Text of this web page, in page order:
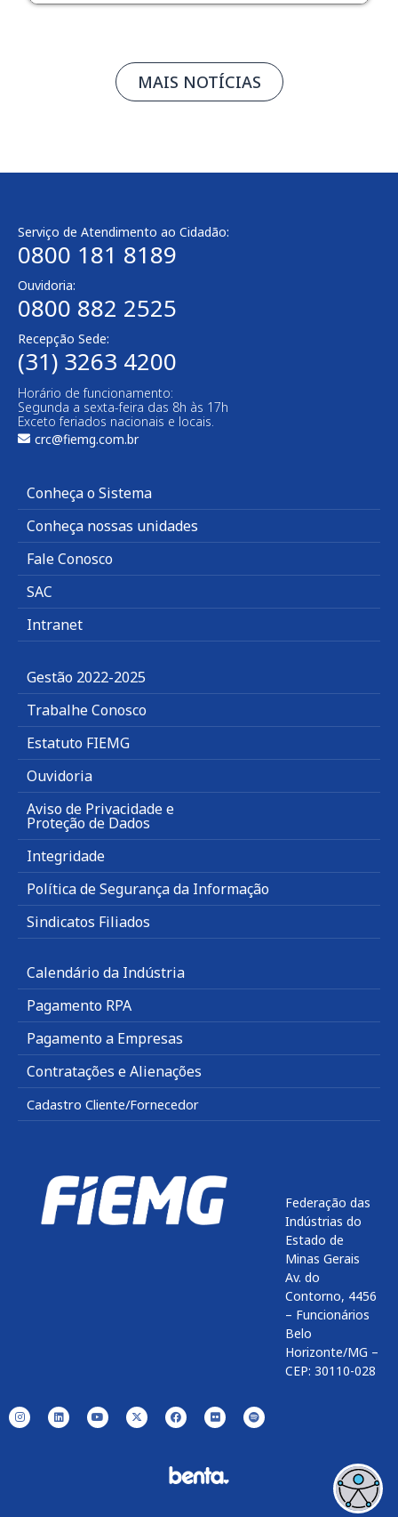
MAIS NOTÍCIAS
Serviço de Atendimento ao Cidadão:
0800 181 8189
Ouvidoria:
0800 882 2525
Recepção Sede:
(31) 3263 4200
Horário de funcionamento:
Segunda a sexta-feira das 8h às 17h
Exceto feriados nacionais e locais.
crc@fiemg.com.br
Conheça o Sistema
Conheça nossas unidades
Fale Conosco
SAC
Intranet
Gestão 2022-2025
Trabalhe Conosco
Estatuto FIEMG
Ouvidoria
Aviso de Privacidade e
Proteção de Dados
Integridade
Política de Segurança da Informação
Sindicatos Filiados
Calendário da Indústria
Pagamento RPA
Pagamento a Empresas
Contratações e Alienações
Cadastro Cliente/Fornecedor
Federação das
Indústrias do
Estado de
Minas Gerais
Av. do
Contorno, 4456
– Funcionários
Belo
Horizonte/MG –
CEP: 30110-028